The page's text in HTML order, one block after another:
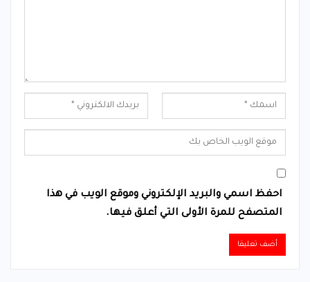
احفظ اسمي والبريد الإلكتروني وموقع الويب في هذا
المتصفح للمرة الأولى التي أعلق فيها.